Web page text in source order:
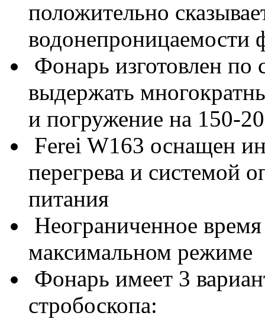
положительно
водонепроницаемости
Фонарь изготовлен по
выдержать
и погружение на 150-
Ferei W163 оснащен
перегрева и системой
питания
Неограниченное
максимальном режиме
Фонарь имеет 3
стробоскопа: